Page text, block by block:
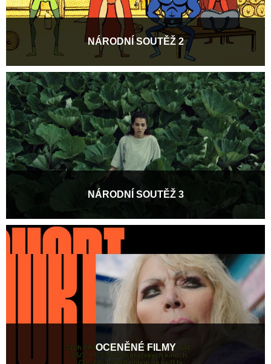
NÁRODNÍ SOUTĚŽ 2
Národní soutěž již několik let předkládá divákům to nejlepší z
tuzemské tvorby. Letošní tři programy...
Více informací
NÁRODNÍ SOUTĚŽ 3
Národní soutěž již několik let předkládá divákům to nejlepší z
tuzemské tvorby. Letošní tři programy...
Více informací
OCENĚNÉ FILMY